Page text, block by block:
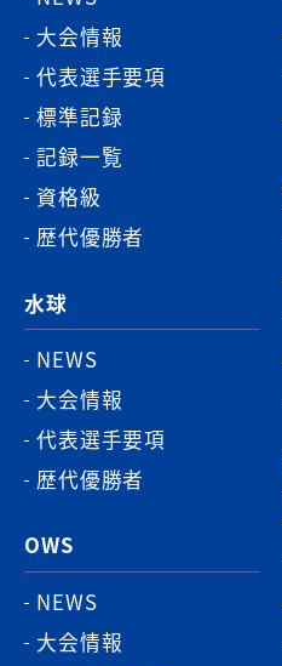
大会情報
代表選手要項
標準記録
記録一覧
資格級
歴代優勝者
水球
NEWS
大会情報
代表選手要項
歴代優勝者
OWS
NEWS
大会情報